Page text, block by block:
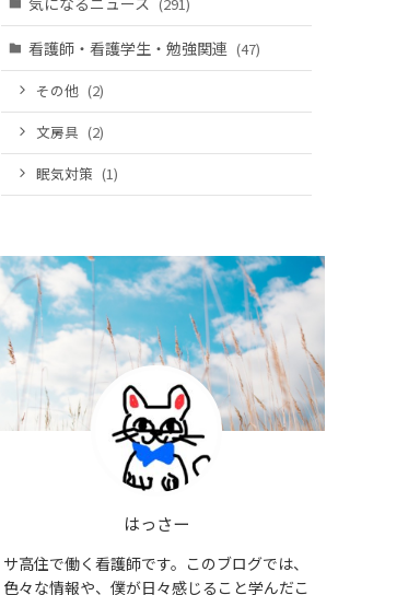
看護師・看護学生・勉強関連 (47)
その他 (2)
文房具 (2)
眠気対策 (1)
はっさー
サ高住で働く看護師です。このブログでは、
色々な情報や、僕が日々感じること学んだこ